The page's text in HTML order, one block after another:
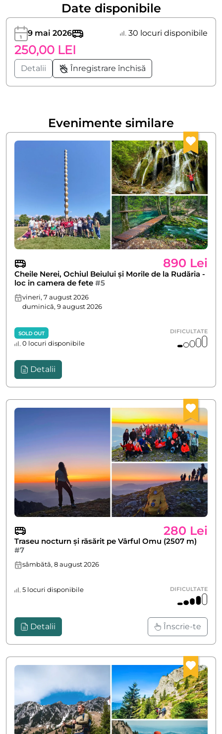
Date disponibile
9 mai 2026 30 locuri disponibile
250,00 LEI
Detalii Înregistrare închisă
Evenimente similare
890 Lei
Cheile Nerei, Ochiul Beiului și Morile de la Rudăria -
loc in camera de fete #5
vineri, 7 august 2026
duminică, 9 august 2026
SOLD OUT
0 locuri disponibile
DIFICULTATE
Detalii
280 Lei
Traseu nocturn și răsărit pe Vârful Omu (2507 m)
#7
sâmbătă, 8 august 2026
5 locuri disponibile DIFICULTATE
Detalii Înscrie-te